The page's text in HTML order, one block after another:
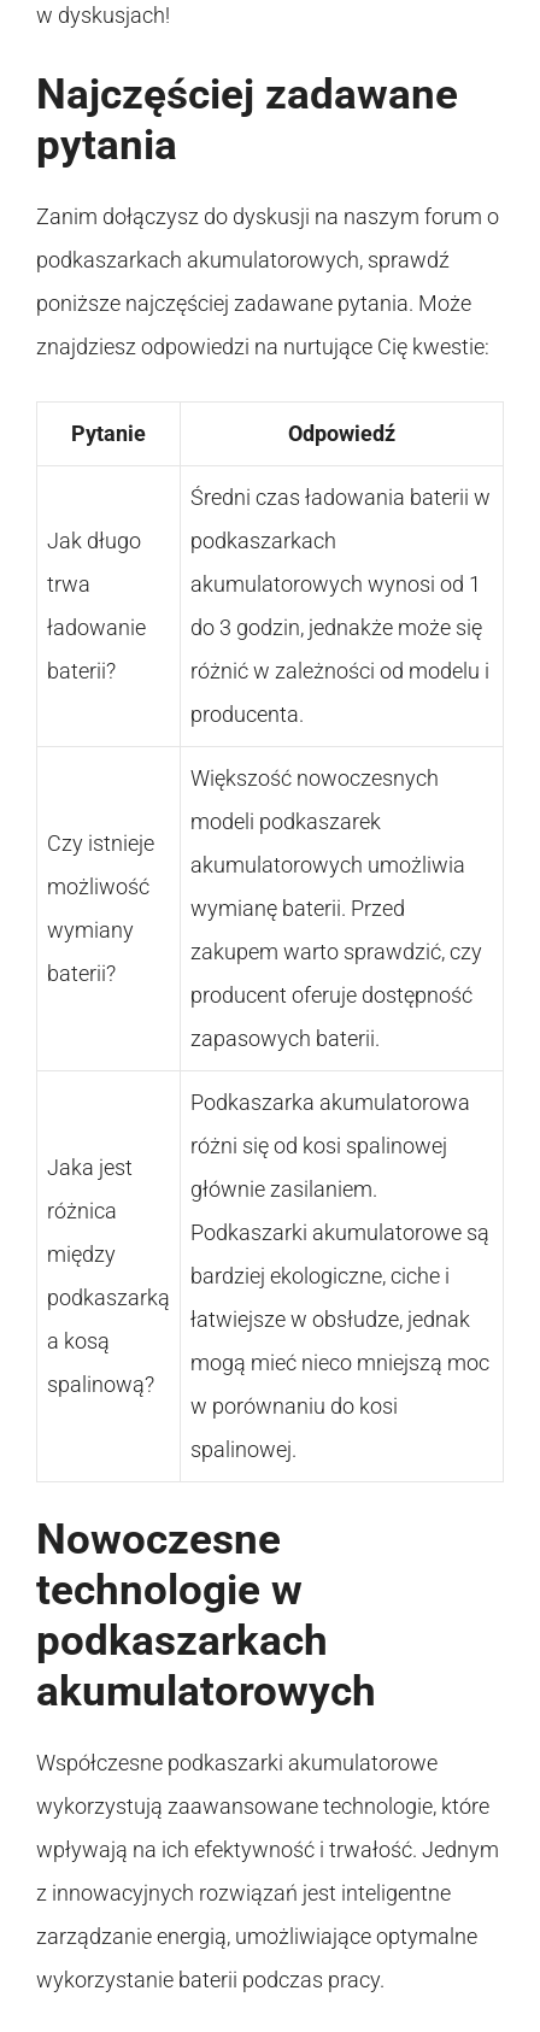
w dyskusjach!
Najczęściej zadawane
pytania
Zanim dołączysz do dyskusji na naszym forum o
podkaszarkach akumulatorowych, sprawdź
poniższe najczęściej zadawane pytania. Może
znajdziesz odpowiedzi na nurtujące Cię kwestie:
Pytanie Odpowiedź
Jak długo
trwa
ładowanie
baterii?
Średni czas ładowania baterii w
podkaszarkach
akumulatorowych wynosi od 1
do 3 godzin, jednakże może się
różnić w zależności od modelu i
producenta.
Czy istnieje
możliwość
wymiany
baterii?
Większość nowoczesnych
modeli podkaszarek
akumulatorowych umożliwia
wymianę baterii. Przed
zakupem warto sprawdzić, czy
producent oferuje dostępność
zapasowych baterii.
Jaka jest
różnica
między
podkaszarką
a kosą
spalinową?
Podkaszarka akumulatorowa
różni się od kosi spalinowej
głównie zasilaniem.
Podkaszarki akumulatorowe są
bardziej ekologiczne, ciche i
łatwiejsze w obsłudze, jednak
mogą mieć nieco mniejszą moc
w porównaniu do kosi
spalinowej.
Nowoczesne
technologie w
podkaszarkach
akumulatorowych
Współczesne podkaszarki akumulatorowe
wykorzystują zaawansowane technologie, które
wpływają na ich efektywność i trwałość. Jednym
z innowacyjnych rozwiązań jest inteligentne
zarządzanie energią, umożliwiające optymalne
wykorzystanie baterii podczas pracy.